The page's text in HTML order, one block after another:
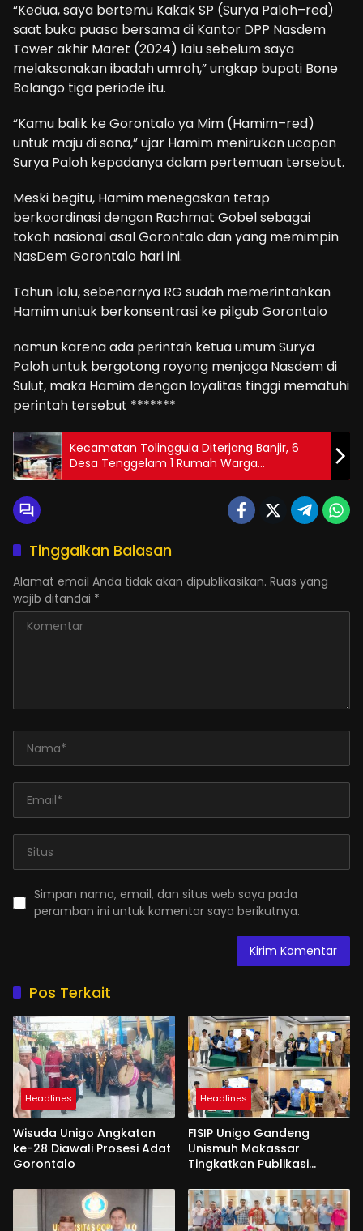
“Kedua, saya bertemu Kakak SP (Surya Paloh–red)
saat buka puasa bersama di Kantor DPP Nasdem
Tower akhir Maret (2024) lalu sebelum saya
melaksanakan ibadah umroh,” ungkap bupati Bone
Bolango tiga periode itu.
“Kamu balik ke Gorontalo ya Mim (Hamim–red)
untuk maju di sana,” ujar Hamim menirukan ucapan
Surya Paloh kepadanya dalam pertemuan tersebut.
Meski begitu, Hamim menegaskan tetap
berkoordinasi dengan Rachmat Gobel sebagai
tokoh nasional asal Gorontalo dan yang memimpin
NasDem Gorontalo hari ini.
Tahun lalu, sebenarnya RG sudah memerintahkan
Hamim untuk berkonsentrasi ke pilgub Gorontalo
namun karena ada perintah ketua umum Surya
Paloh untuk bergotong royong menjaga Nasdem di
Sulut, maka Hamim dengan loyalitas tinggi mematuhi
perintah tersebut *******
Kecamatan Tolinggula Diterjang Banjir, 6
Desa Tenggelam 1 Rumah Warga
Dikabarkan Hanyut
Tinggalkan Balasan
Alamat email Anda tidak akan dipublikasikan. Ruas yang
wajib ditandai *
Simpan nama, email, dan situs web saya pada
peramban ini untuk komentar saya berikutnya.
Pos Terkait
Headlines
Wisuda Unigo Angkatan
ke-28 Diawali Prosesi Adat
Gorontalo
Headlines
FISIP Unigo Gandeng
Unismuh Makassar
Tingkatkan Publikasi